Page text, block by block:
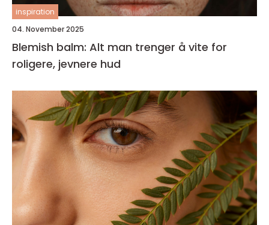
inspiration
04. November 2025
Blemish balm: Alt man trenger å vite for
roligere, jevnere hud